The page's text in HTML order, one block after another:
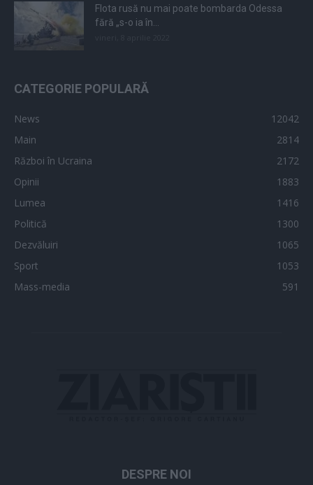
Flota rusă nu mai poate bombarda Odessa
fără „s-o ia în...
CATEGORIE POPULARĂ
News
12042
Main
2814
Război în Ucraina
2172
Opinii
1883
Lumea
1416
Politică
1300
Dezvăluiri
1065
Sport
1053
Mass-media
591
DESPRE NOI